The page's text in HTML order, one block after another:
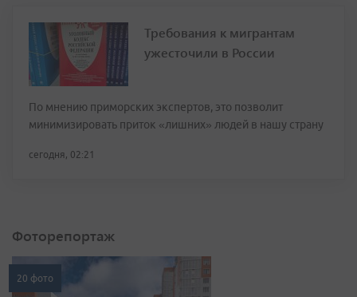
Требования к мигрантам
ужесточили в России
По мнению приморских экспертов, это позволит
минимизировать приток «лишних» людей в нашу страну
сегодня, 02:21
Фоторепортаж
20 фото